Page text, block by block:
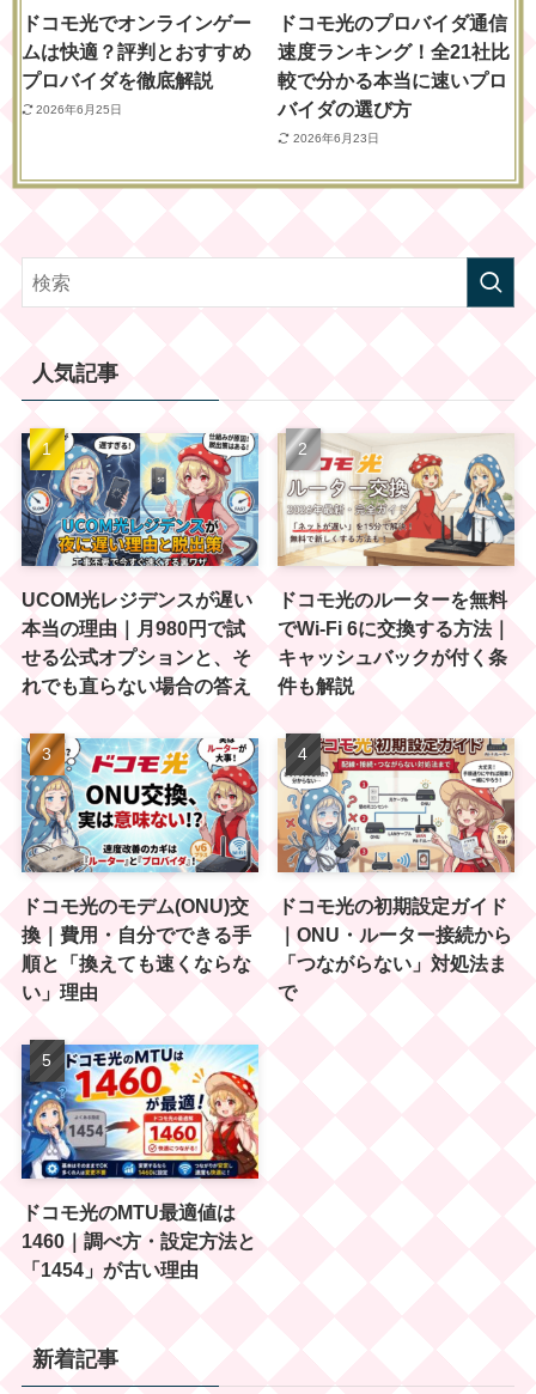
ドコモ光でオンラインゲー
ムは快適？評判とおすすめ
プロバイダを徹底解説
2026年6月25日
ドコモ光のプロバイダ通信
速度ランキング！全21社比
較で分かる本当に速いプロ
バイダの選び方
2026年6月23日
人気記事
UCOM光レジデンスが遅い
本当の理由｜月980円で試
せる公式オプションと、そ
れでも直らない場合の答え
ドコモ光のルーターを無料
でWi-Fi 6に交換する方法｜
キャッシュバックが付く条
件も解説
ドコモ光のモデム(ONU)交
換｜費用・自分でできる手
順と「換えても速くならな
い」理由
ドコモ光の初期設定ガイド
｜ONU・ルーター接続から
「つながらない」対処法ま
で
ドコモ光のMTU最適値は
1460｜調べ方・設定方法と
「1454」が古い理由
新着記事